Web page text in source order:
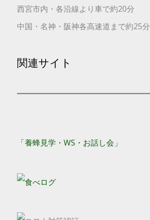
西宮市内・各沿線より車で約20分
中国・名神・阪神各高速道まで約25分
関連サイト
「養蜂見学・WS・お話し会」